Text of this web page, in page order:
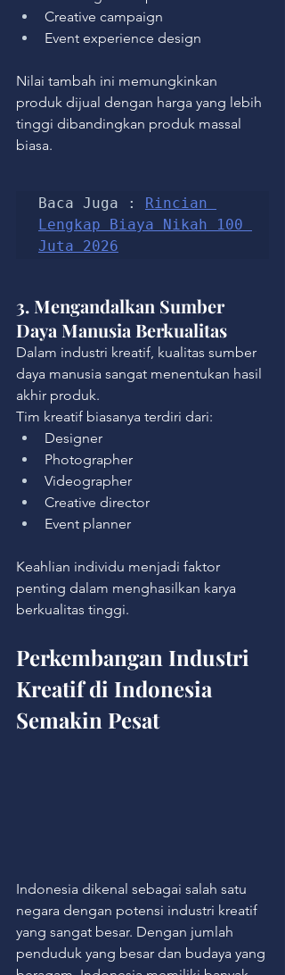
Creative campaign
Event experience design
Nilai tambah ini memungkinkan
produk dijual dengan harga yang lebih
tinggi dibandingkan produk massal
biasa.
Baca Juga : Rincian
Lengkap Biaya Nikah 100
Juta 2026
3. Mengandalkan Sumber
Daya Manusia Berkualitas
Dalam industri kreatif, kualitas sumber
daya manusia sangat menentukan hasil
akhir produk.
Tim kreatif biasanya terdiri dari:
Designer
Photographer
Videographer
Creative director
Event planner
Keahlian individu menjadi faktor
penting dalam menghasilkan karya
berkualitas tinggi.
Perkembangan Industri
Kreatif di Indonesia
Semakin Pesat
Indonesia dikenal sebagai salah satu
negara dengan potensi industri kreatif
yang sangat besar. Dengan jumlah
penduduk yang besar dan budaya yang